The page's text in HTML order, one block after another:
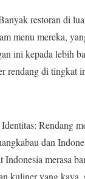
restoran di
menu mereka,
ini kepada lebih
rendang di tingkat
Rendang
dan
Indonesia merasa
kuliner yang